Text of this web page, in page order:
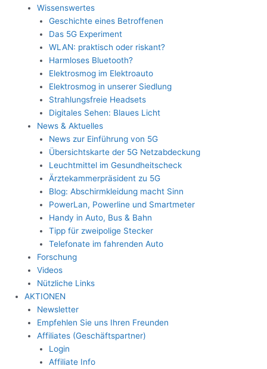
Wissenswertes
Geschichte eines Betroffenen
Das 5G Experiment
WLAN: praktisch oder riskant?
Harmloses Bluetooth?
Elektrosmog im Elektroauto
Elektrosmog in unserer Siedlung
Strahlungsfreie Headsets
Digitales Sehen: Blaues Licht
News & Aktuelles
News zur Einführung von 5G
Übersichtskarte der 5G Netzabdeckung
Leuchtmittel im Gesundheitscheck
Ärztekammerpräsident zu 5G
Blog: Abschirmkleidung macht Sinn
PowerLan, Powerline und Smartmeter
Handy in Auto, Bus & Bahn
Tipp für zweipolige Stecker
Telefonate im fahrenden Auto
Forschung
Videos
Nützliche Links
AKTIONEN
Newsletter
Empfehlen Sie uns Ihren Freunden
Affiliates (Geschäftspartner)
Login
Affiliate Info